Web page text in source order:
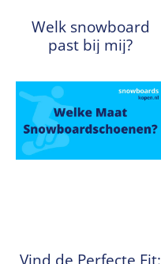
Welk snowboard
past bij mij?
Vind de Perfecte Fit: